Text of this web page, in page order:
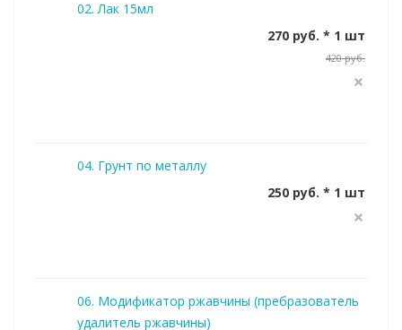
02. Лак 15мл
270 руб. * 1 шт
420 руб.
04. Грунт по металлу
250 руб. * 1 шт
06. Модификатор ржавчины (пребразователь
удалитель ржавчины)